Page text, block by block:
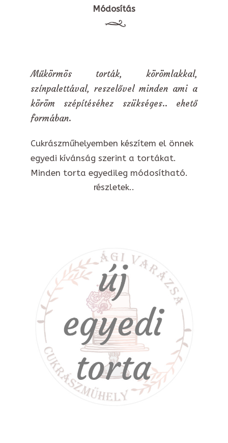
Módosítás
Műkörmös torták, körömlakkal,
színpalettával, reszelővel minden ami a
köröm szépítéséhez szükséges.. ehető
formában.
Cukrászműhelyemben készítem el önnek
egyedi kívánság szerint a tortákat.
Minden torta egyedileg módosítható.
részletek..